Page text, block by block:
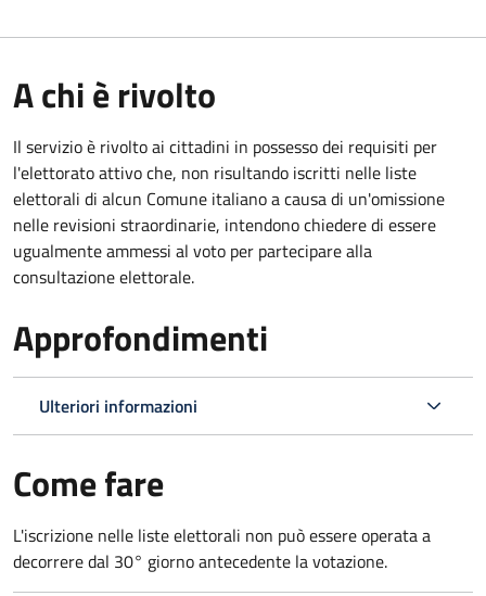
A chi è rivolto
Il servizio è rivolto ai cittadini in possesso dei requisiti per
l'elettorato attivo che, non risultando iscritti nelle liste
elettorali di alcun Comune italiano a causa di un'omissione
nelle revisioni straordinarie, intendono chiedere di essere
ugualmente ammessi al voto per partecipare alla
consultazione elettorale.
Approfondimenti
Ulteriori informazioni
Come fare
L'iscrizione nelle liste elettorali non può essere operata a
decorrere dal 30° giorno antecedente la votazione.